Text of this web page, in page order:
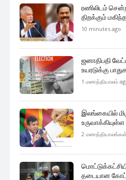
ரணிலிடம்
திறக்கும்
10 minutes ago
ஜனாதிபதி
உயரடுக்கு
1 மணத்தியாலம்
இலங்கையில்
2
தடையான